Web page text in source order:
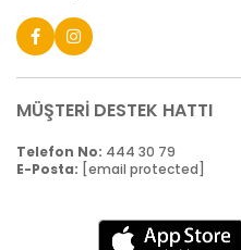
MÜŞTERİ DESTEK HATTI
Telefon No: 444 30 79
E-Posta: [email protected]